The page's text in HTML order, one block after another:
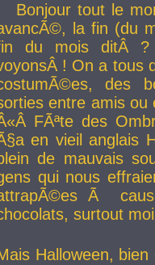
Bonjour tout le
la fin (du
du mois ditÂ ?
! On a tous
des
entre amis
FÃªte des
en vieil anglais
de mauvais
qui nous
Ã
surtout
Halloween, bien